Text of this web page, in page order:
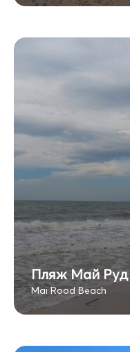
Пляж Май Руд
Mai Rood Beach